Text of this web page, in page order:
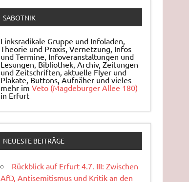
SABOTNIK
Linksradikale Gruppe und Infoladen,
Theorie und Praxis, Ver­net­zung, Infos
und Ter­mi­ne, In­fo­ver­an­stal­tun­gen und
Le­sun­gen, Bi­blio­thek, Archiv, Zei­tun­gen
und Zeit­schrif­ten, ak­tu­el­le Flyer und
Pla­ka­te, But­tons, Auf­nä­her und vieles
mehr imVeto (Magdeburger Allee 180)
in Erfurt
NEUESTE BEITRÄGE
Rückblick auf Erfurt 4.7. III: Zwischen
AfD, Antisemitismus und Kritik an den